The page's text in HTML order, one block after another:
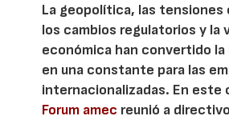
La geopolítica, las tensiones
los cambios regulatorios y la
económica han convertido
en una constante para las
internacionalizadas. En
Forum amec reunió a